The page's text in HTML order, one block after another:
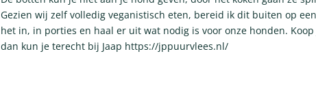
Gezien wij zelf volledig veganistisch eten, bereid ik dit buiten op
het in, in porties en haal er uit wat nodig is voor onze honden.
dan kun je terecht bij Jaap https://jppuurvlees.nl/